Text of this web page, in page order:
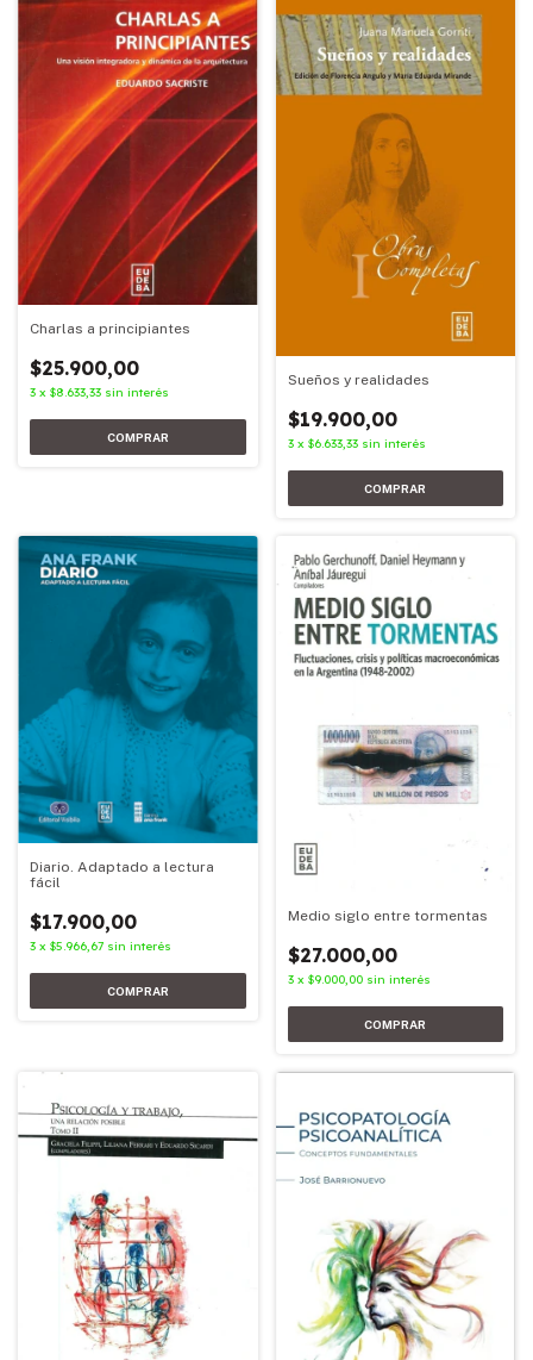
Charlas a principiantes
$25.900,00
3 x $8.633,33 sin interés
Sueños y realidades
$19.900,00
3 x $6.633,33 sin interés
Diario. Adaptado a lectura
fácil
$17.900,00
3 x $5.966,67 sin interés
Medio siglo entre tormentas
$27.000,00
3 x $9.000,00 sin interés